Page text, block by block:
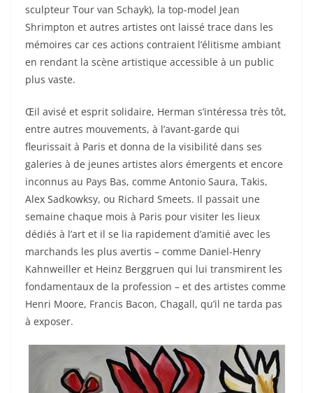
sculpteur Tour van Schayk), la top-model Jean
Shrimpton et autres artistes ont laissé trace dans les
mémoires car ces actions contraient l’élitisme ambiant
en rendant la scène artistique accessible à un public
plus vaste.
Œil avisé et esprit solidaire, Herman s’intéressa très tôt,
entre autres mouvements, à l’avant-garde qui
fleurissait à Paris et donna de la visibilité dans ses
galeries à de jeunes artistes alors émergents et encore
inconnus au Pays Bas, comme Antonio Saura, Takis,
Alex Sadkowksy, ou Richard Smeets. Il passait une
semaine chaque mois à Paris pour visiter les lieux
dédiés à l’art et il se lia rapidement d’amitié avec les
marchands les plus avertis – comme Daniel-Henry
Kahnweiller et Heinz Berggruen qui lui transmirent les
fondamentaux de la profession – et des artistes comme
Henri Moore, Francis Bacon, Chagall, qu’il ne tarda pas
à exposer.